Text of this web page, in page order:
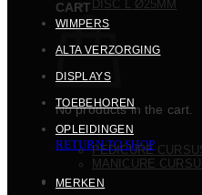
CART
No products in the cart.
RETURN TO SHOP
DISC L Ø25MM
WIMPERS
ALTA VERZORGING
DISPLAYS
TOEBEHOREN
OPLEIDINGEN
PEDICURE
MANICURE
MERKEN